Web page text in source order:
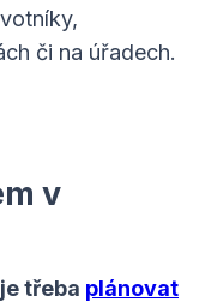
či na úřadech.
v
třeba plánovat